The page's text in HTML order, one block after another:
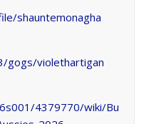
shauntemonagha
gogs/violethartigan
4379770/wiki/Bu